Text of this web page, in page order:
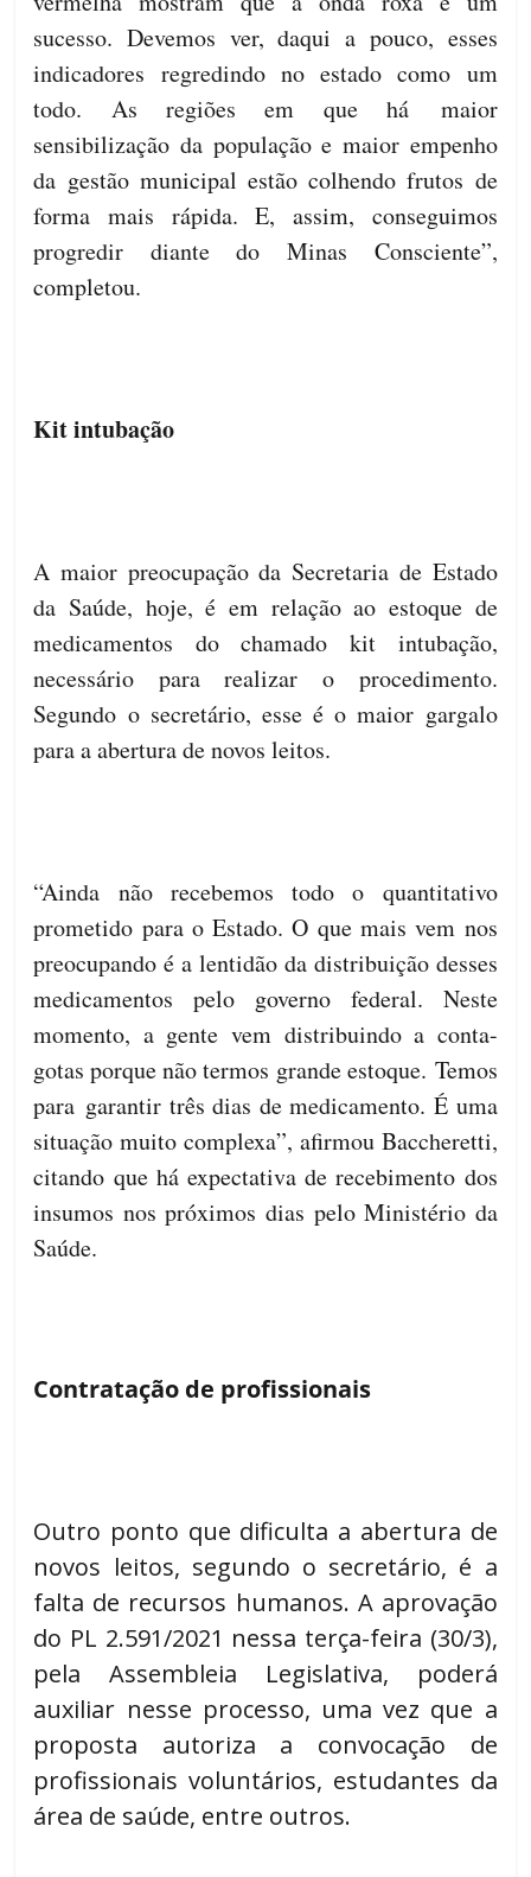
sucesso. Devemos ver, daqui a pouco, esses
indicadores regredindo no estado como um
todo. As regiões em que há maior
sensibilização da população e maior empenho
da gestão municipal estão colhendo frutos de
forma mais rápida. E, assim, conseguimos
progredir diante do Minas Consciente”,
completou.
Kit intubação
A maior preocupação da Secretaria de Estado
da Saúde, hoje, é em relação ao estoque de
medicamentos do chamado kit intubação,
necessário para realizar o procedimento.
Segundo o secretário, esse é o maior gargalo
para a abertura de novos leitos.
“Ainda não recebemos todo o quantitativo
prometido para o Estado. O que mais vem nos
preocupando é a lentidão da distribuição desses
medicamentos pelo governo federal. Neste
momento, a gente vem distribuindo a conta-
gotas porque não termos grande estoque. Temos
para garantir três dias de medicamento. É uma
situação muito complexa”, afirmou Baccheretti,
citando que há expectativa de recebimento dos
insumos nos próximos dias pelo Ministério da
Saúde.
Contratação de profissionais
Outro ponto que dificulta a abertura de
novos leitos, segundo o secretário, é a
falta de recursos humanos. A aprovação
do PL 2.591/2021 nessa terça-feira (30/3),
pela Assembleia Legislativa, poderá
auxiliar nesse processo, uma vez que a
proposta autoriza a convocação de
profissionais voluntários, estudantes da
área de saúde, entre outros.